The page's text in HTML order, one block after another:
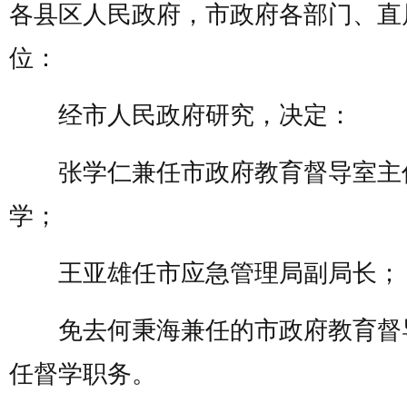
各县区人民政府，市政府各部门、
位：
经市人民政府研究，决定：
张学仁兼任市政府教育督导室主
学；
王亚雄任市应急管理局副局长；
免去何秉海兼任的市政府教育督
任督学职务。